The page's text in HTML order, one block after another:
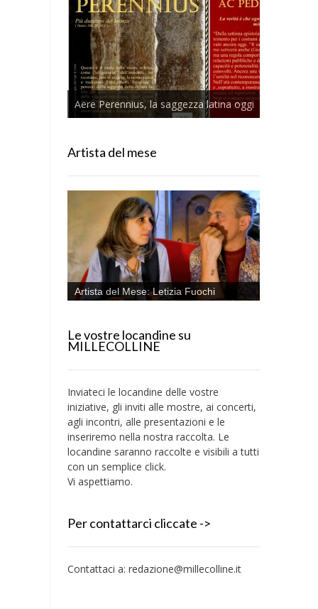
Aere Perennius, la saggezza latina oggi
Artista del mese
Artista del Mese: Letizia Fuochi
Le vostre locandine su
MILLECOLLINE
Inviateci le locandine delle vostre
iniziative, gli inviti alle mostre, ai concerti,
agli incontri, alle presentazioni e le
inseriremo nella nostra raccolta. Le
locandine saranno raccolte e visibili a tutti
con un semplice click.
Vi aspettiamo.
Per contattarci cliccate ->
Contattaci a: redazione@millecolline.it